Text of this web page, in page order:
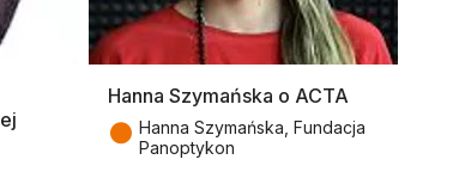
Hanna Szymańska o ACTA
● Hanna Szymańska, Fundacja
Panoptykon